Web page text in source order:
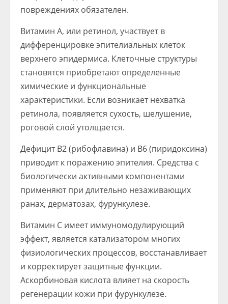
повреждениях обязателен.
Витамин А, или ретинол, участвует в
дифференцировке эпителиальных клеток
верхнего эпидермиса. Клеточные структуры
становятся приобретают определенные
химические и функциональные
характеристики. Если возникает нехватка
ретинола, появляется сухость, шелушение,
роговой слой утолщается.
Дефицит В2 (рибофлавина) и В6 (пиридоксина)
приводит к поражению эпителия. Средства с
биологически активными компонентами
применяют при длительно незаживающих
ранах, дерматозах, фурункулезе.
Витамин С имеет иммуномодулирующий
эффект, является катализатором многих
физиологических процессов, восстанавливает
и корректирует защитные функции.
Аскорбиновая кислота влияет на скорость
регенерации кожи при фурункулезе.